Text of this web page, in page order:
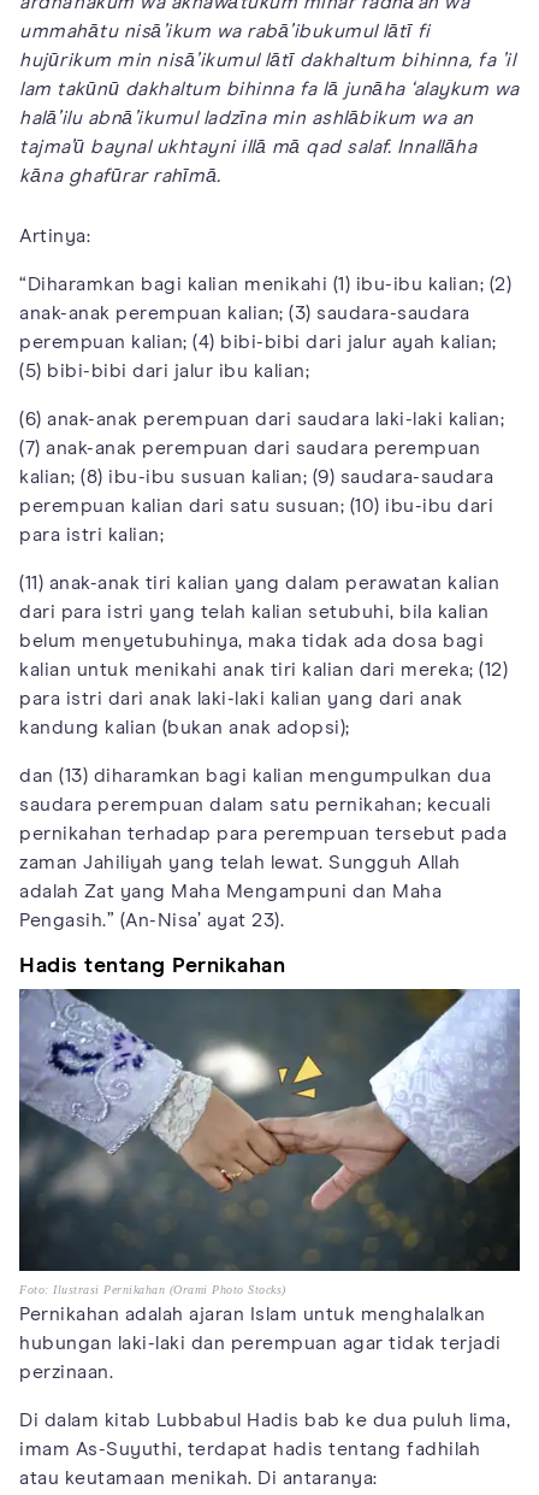
ummahātu nisā’ikum wa rabā’ibukumul lātī fi
hujūrikum min nisā’ikumul lātī dakhaltum bihinna, fa ’il
lam takūnū dakhaltum bihinna fa lā junāha ‘alaykum wa
halā’ilu abnā’ikumul ladzīna min ashlābikum wa an
tajma’ū baynal ukhtayni illā mā qad salaf. Innallāha
kāna ghafūrar rahīmā.
Artinya:
“Diharamkan bagi kalian menikahi (1) ibu-ibu kalian; (2)
anak-anak perempuan kalian; (3) saudara-saudara
perempuan kalian; (4) bibi-bibi dari jalur ayah kalian;
(5) bibi-bibi dari jalur ibu kalian;
(6) anak-anak perempuan dari saudara laki-laki kalian;
(7) anak-anak perempuan dari saudara perempuan
kalian; (8) ibu-ibu susuan kalian; (9) saudara-saudara
perempuan kalian dari satu susuan; (10) ibu-ibu dari
para istri kalian;
(11) anak-anak tiri kalian yang dalam perawatan kalian
dari para istri yang telah kalian setubuhi, bila kalian
belum menyetubuhinya, maka tidak ada dosa bagi
kalian untuk menikahi anak tiri kalian dari mereka; (12)
para istri dari anak laki-laki kalian yang dari anak
kandung kalian (bukan anak adopsi);
dan (13) diharamkan bagi kalian mengumpulkan dua
saudara perempuan dalam satu pernikahan; kecuali
pernikahan terhadap para perempuan tersebut pada
zaman Jahiliyah yang telah lewat. Sungguh Allah
adalah Zat yang Maha Mengampuni dan Maha
Pengasih.” (An-Nisa’ ayat 23).
Hadis tentang Pernikahan
Foto: Ilustrasi Pernikahan (Orami Photo Stocks)
Pernikahan adalah ajaran Islam untuk menghalalkan
hubungan laki-laki dan perempuan agar tidak terjadi
perzinaan.
Di dalam kitab Lubbabul Hadis bab ke dua puluh lima,
imam As-Suyuthi, terdapat hadis tentang fadhilah
atau keutamaan menikah. Di antaranya: